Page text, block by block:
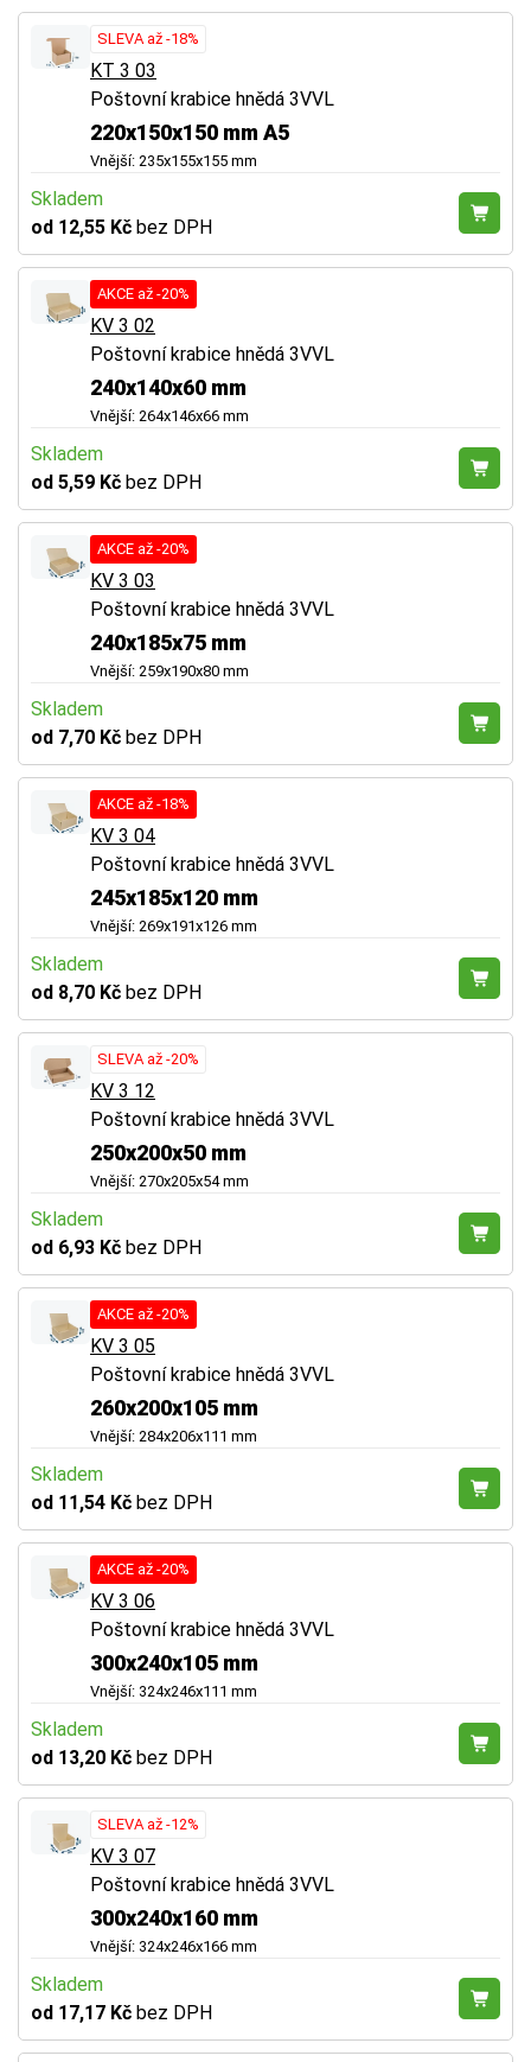
SLEVA až -18%
KT 3 03
Poštovní krabice hnědá 3VVL
220x150x150 mm A5
Vnější: 235x155x155 mm
Skladem
od 12,55 Kč bez DPH
AKCE až -20%
KV 3 02
Poštovní krabice hnědá 3VVL
240x140x60 mm
Vnější: 264x146x66 mm
Skladem
od 5,59 Kč bez DPH
AKCE až -20%
KV 3 03
Poštovní krabice hnědá 3VVL
240x185x75 mm
Vnější: 259x190x80 mm
Skladem
od 7,70 Kč bez DPH
AKCE až -18%
KV 3 04
Poštovní krabice hnědá 3VVL
245x185x120 mm
Vnější: 269x191x126 mm
Skladem
od 8,70 Kč bez DPH
SLEVA až -20%
KV 3 12
Poštovní krabice hnědá 3VVL
250x200x50 mm
Vnější: 270x205x54 mm
Skladem
od 6,93 Kč bez DPH
AKCE až -20%
KV 3 05
Poštovní krabice hnědá 3VVL
260x200x105 mm
Vnější: 284x206x111 mm
Skladem
od 11,54 Kč bez DPH
AKCE až -20%
KV 3 06
Poštovní krabice hnědá 3VVL
300x240x105 mm
Vnější: 324x246x111 mm
Skladem
od 13,20 Kč bez DPH
SLEVA až -12%
KV 3 07
Poštovní krabice hnědá 3VVL
300x240x160 mm
Vnější: 324x246x166 mm
Skladem
od 17,17 Kč bez DPH